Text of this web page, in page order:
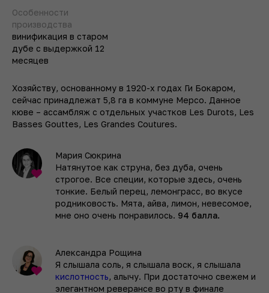
Особенности
производства
винификация в старом
дубе с выдержкой 12
месяцев
Хозяйству, основанному в 1920-х годах Ги Бокаром,
сейчас принадлежат 5,8 га в коммуне Мерсо. Данное
кюве – ассамбляж с отдельных участков Les Durots, Les
Basses Gouttes, Les Grandes Coutures.
Мария Сюкрина
Натянутое как струна, без дуба, очень
строгое. Все специи, которые здесь, очень
тонкие. Белый перец, лемонграсс, во вкусе
родниковость. Мята, айва, лимон, невесомое,
мне оно очень понравилось. 94 балла.
Александра Рощина
Я слышала соль, я слышала воск, я слышала
кислотность, алычу. При достаточно свежем и
элегантном реверансе во рту в финале